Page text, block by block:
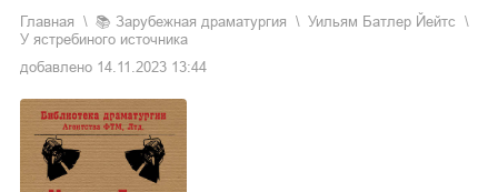
Главная 📚 зарубежная драматургия
Уильям Батлер Йейтс
У ястребиного источника
добавлено 14.11.2023 13:44